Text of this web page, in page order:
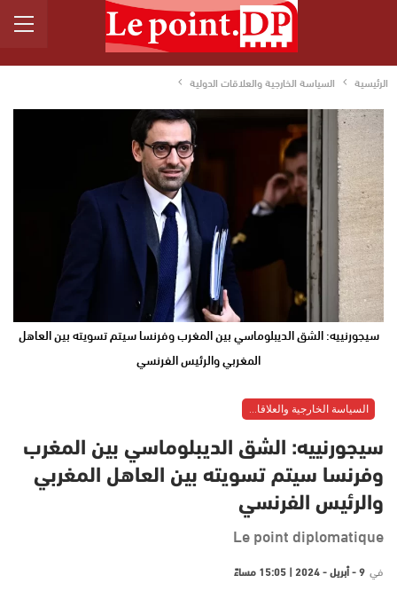
الرئيسية السياسة الخارجية والعلاقات الدولية
سيجورنييه: الشق الديبلوماسي بين المغرب وفرنسا سيتم تسويته بين العاهل
المغربي والرئيس الفرنسي
سيجورنييه: الشق الديبلوماسي بين المغرب
وفرنسا سيتم تسويته بين العاهل المغربي
والرئيس الفرنسي
Le point diplomatique
في 9 - أبريل - 2024 | 15:05 مساءً